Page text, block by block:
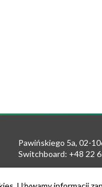
Pawińskiego 5a, 02-
Switchboard: +48 22